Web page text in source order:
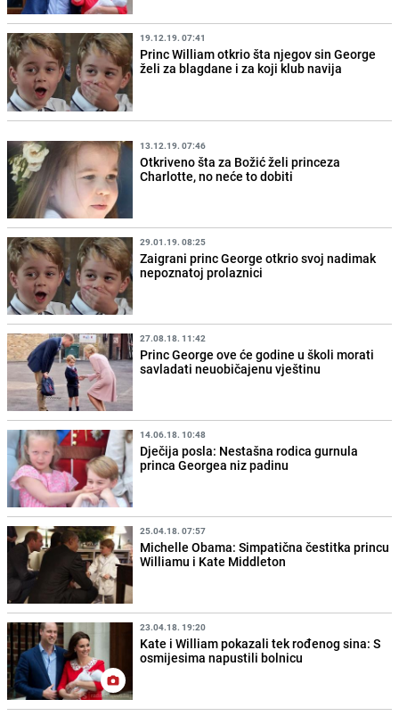
19.12.19. 07:41
Princ William otkrio šta njegov sin George
želi za blagdane i za koji klub navija
13.12.19. 07:46
Otkriveno šta za Božić želi princeza
Charlotte, no neće to dobiti
29.01.19. 08:25
Zaigrani princ George otkrio svoj nadimak
nepoznatoj prolaznici
27.08.18. 11:42
Princ George ove će godine u školi morati
savladati neuobičajenu vještinu
14.06.18. 10:48
Dječija posla: Nestašna rodica gurnula
princa Georgea niz padinu
25.04.18. 07:57
Michelle Obama: Simpatična čestitka princu
Williamu i Kate Middleton
23.04.18. 19:20
Kate i William pokazali tek rođenog sina: S
osmijesima napustili bolnicu